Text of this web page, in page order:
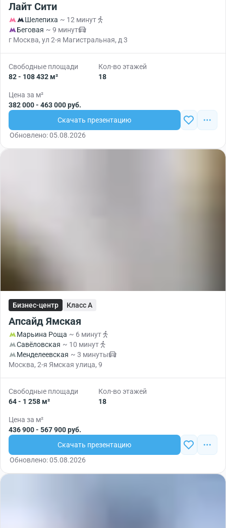
Лайт Сити
Шелепиха ~ 12 минут
Беговая ~ 9 минут
г Москва, ул 2-я Магистральная, д 3
Свободные площади
82 - 108 432 м²
Кол-во этажей
18
Цена за м²
382 000 - 463 000 руб.
Скачать презентацию
Обновлено: 05.08.2026
Бизнес-центр Класс A
Апсайд Ямская
Марьина Роща ~ 6 минут
Савёловская ~ 10 минут
Менделеевская ~ 3 минуты
Москва, 2-я Ямская улица, 9
Свободные площади
64 - 1 258 м²
Кол-во этажей
18
Цена за м²
436 900 - 567 900 руб.
Скачать презентацию
Обновлено: 05.08.2026